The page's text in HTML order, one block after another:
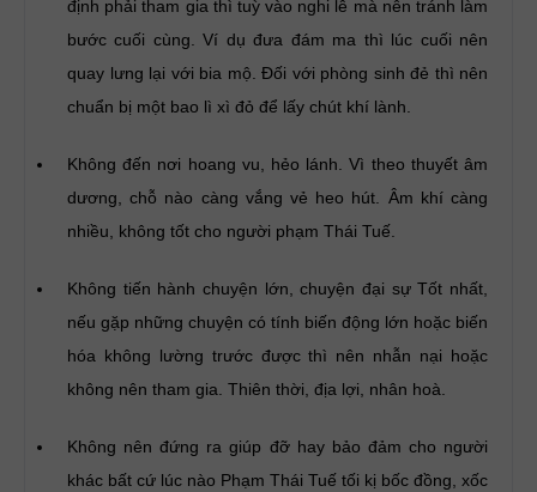
định phải tham gia thì tuỳ vào nghi lễ mà nên tránh làm
bước cuối cùng. Ví dụ đưa đám ma thì lúc cuối nên
quay lưng lại với bia mộ. Đối với phòng sinh đẻ thì nên
chuẩn bị một bao lì xì đỏ để lấy chút khí lành.
Không đến nơi hoang vu, hẻo lánh. Vì theo thuyết âm
dương, chỗ nào càng vắng vẻ heo hút. Âm khí càng
nhiều, không tốt cho người phạm Thái Tuế.
Không tiến hành chuyện lớn, chuyện đại sự Tốt nhất,
nếu gặp những chuyện có tính biến động lớn hoặc biến
hóa không lường trước được thì nên nhẫn nại hoặc
không nên tham gia. Thiên thời, địa lợi, nhân hoà.
Không nên đứng ra giúp đỡ hay bảo đảm cho người
khác bất cứ lúc nào Phạm Thái Tuế tối kị bốc đồng, xốc